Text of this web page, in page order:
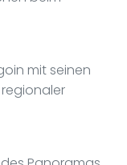
mit seinen